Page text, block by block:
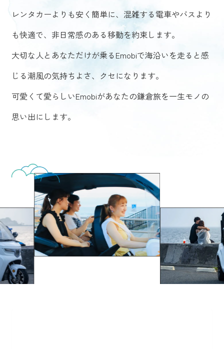
レンタカーよりも安く簡単に、混雑する電車やバスより
も快適で、非日常感のある移動を約束します。
大切な人とあなただけが乗るEmobiで海沿いを走ると感
じる潮風の気持ちよさ、クセになります。
可愛くて愛らしいEmobiがあなたの鎌倉旅を一生モノの
思い出にします。